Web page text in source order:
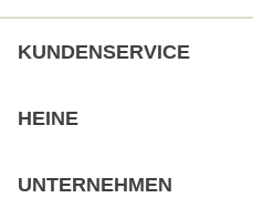
KUNDENSERVICE
HEINE
UNTERNEHMEN